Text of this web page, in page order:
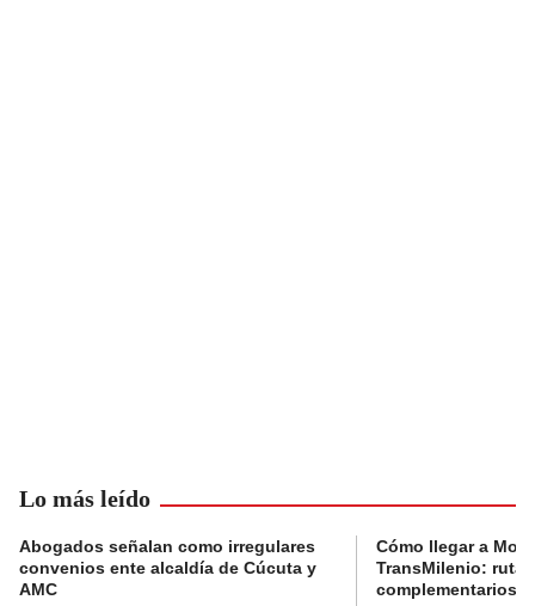
Lo más leído
Abogados señalan como irregulares
convenios ente alcaldía de Cúcuta y
AMC
Cómo llegar a
TransMilenio:
complementarios